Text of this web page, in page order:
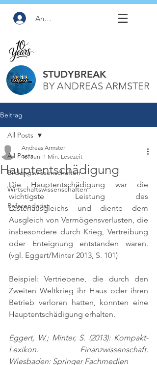
Anmelden
STUDYBREAK
BY ANDREAS ARMSTER
Beitrag
All Posts
Bildungswissenschaften
Wirtschaftswissenschaften
Referendariat
All Posts
Hauptentschädigung
Andreas Armster
16. Juni 1 Min. Lesezeit
Die Hauptentschädigung war die
wichtigste Leistung des
Lastenausgleichs und diente dem
Ausgleich von Vermögensverlusten, die
insbesondere durch Krieg, Vertreibung
(vgl. Eggert/Minter 2013, S. 101)
Beispiel: Vertriebene, die durch den
Zweiten Weltkrieg ihr Haus oder ihren
Betrieb verloren hatten, konnten eine
Hauptentschädigung erhalten.
Eggert, W.; Minter, S. (2013): Kompakt-
Lexikon. Finanzwissenschaft.
Wiesbaden: Springer Fachmedien